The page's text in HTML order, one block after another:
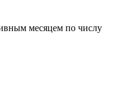
месяцем по числу